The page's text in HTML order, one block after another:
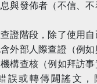
與發佈者（不信、
證階段，除了使用
外部人際查證（例如
構查核（例如拜訪
或轉傳闢謠文，